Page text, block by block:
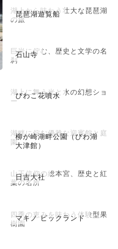
琵琶湖遊覧船
湖上から味わう壮大な琵琶湖
の旅
石山寺
巨岩に佇む、歴史と文学の名
刹
びわこ花噴水
湖上に舞う光と水の幻想ショ
ー
柳が崎湖畔公園（びわ湖
大津館）
湖畔に佇む優雅な迎賓館と庭
園
日吉大社
山王信仰の総本宮、歴史と紅
葉の名所
マキノ ピックランド
四季の恵みを味わう体験型果
樹園